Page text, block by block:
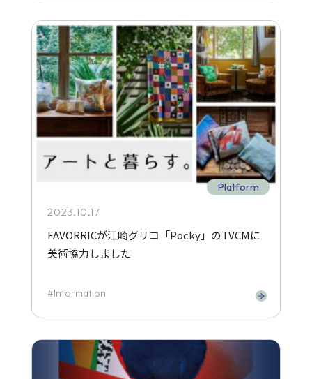
Platform
2023.10.17
FAVORRICが江崎グリコ「Pocky」のTVCMに
美術協力しました
Information